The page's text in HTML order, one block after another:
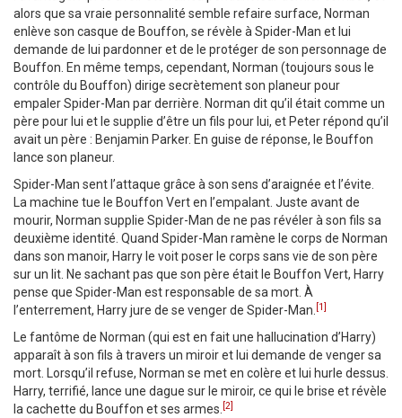
alors que sa vraie personnalité semble refaire surface, Norman
enlève son casque de Bouffon, se révèle à Spider-Man et lui
demande de lui pardonner et de le protéger de son personnage de
Bouffon. En même temps, cependant, Norman (toujours sous le
contrôle du Bouffon) dirige secrètement son planeur pour
empaler Spider-Man par derrière. Norman dit qu’il était comme un
père pour lui et le supplie d’être un fils pour lui, et Peter répond qu’il
avait un père : Benjamin Parker. En guise de réponse, le Bouffon
lance son planeur.
Spider-Man sent l’attaque grâce à son sens d’araignée et l’évite.
La machine tue le Bouffon Vert en l’empalant. Juste avant de
mourir, Norman supplie Spider-Man de ne pas révéler à son fils sa
deuxième identité. Quand Spider-Man ramène le corps de Norman
dans son manoir, Harry le voit poser le corps sans vie de son père
sur un lit. Ne sachant pas que son père était le Bouffon Vert, Harry
pense que Spider-Man est responsable de sa mort. À
l’enterrement, Harry jure de se venger de Spider-Man. [1]
Le fantôme de Norman (qui est en fait une hallucination d’Harry)
apparaît à son fils à travers un miroir et lui demande de venger sa
mort. Lorsqu’il refuse, Norman se met en colère et lui hurle dessus.
Harry, terrifié, lance une dague sur le miroir, ce qui le brise et révèle
la cachette du Bouffon et ses armes. [2]